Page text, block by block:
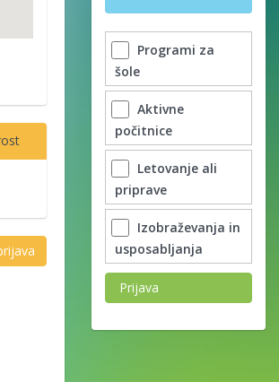
Programi za
šole
Aktivne
počitnice
Letovanje ali
priprave
Izobraževanja in
usposabljanja
Prijava